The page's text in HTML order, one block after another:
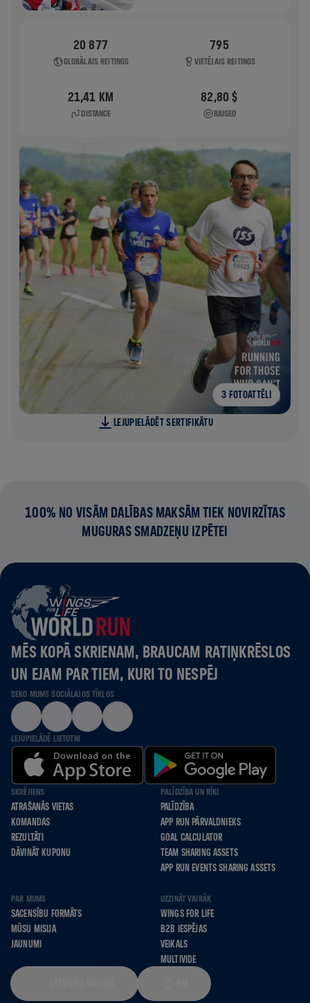
20 877
GLOBĀLAIS REITINGS
795
VIETĒJAIS REITINGS
21,41 KM
DISTANCE
82,80 $
RAISED
3 FOTOATTĒLI
LEJUPIELĀDĒT SERTIFIKĀTU
100% NO VISĀM DALĪBAS MAKSĀM TIEK NOVIRZĪTAS
MUGURAS SMADZEŅU IZPĒTEI
MĒS KOPĀ SKRIENAM, BRAUCAM RATIŅKRĒSLOS
UN EJAM PAR TIEM, KURI TO NESPĒJ
SEKO MUMS SOCIĀLAJOS TĪKLOS
LEJUPIELĀDĒ LIETOTNI
SKRĒJIENS
ATRAŠANĀS VIETAS
KOMANDAS
REZULTĀTI
DĀVINĀT KUPONU
PALĪDZĪBA UN RĪKI
PALĪDZĪBA
APP RUN PĀRVALDNIEKS
GOAL CALCULATOR
TEAM SHARING ASSETS
APP RUN EVENTS SHARING ASSETS
PAR MUMS
SACENSĪBU FORMĀTS
MŪSU MISIJA
JAUNUMI
UZZINĀT VAIRĀK
WINGS FOR LIFE
B2B IESPĒJAS
VEIKALS
MULTIVIDE